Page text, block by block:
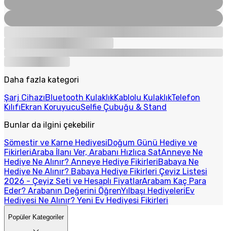
Daha fazla kategori
Şarj CihazıBluetooth KulaklıkKablolu KulaklıkTelefon
KılıfıEkran KoruyucuSelfie Çubuğu & Stand
Bunlar da ilgini çekebilir
Sömestir ve Karne HediyesiDoğum Günü Hediye ve
FikirleriAraba İlanı Ver, Arabanı Hızlıca SatAnneye Ne
Hediye Ne Alınır? Anneye Hediye FikirleriBabaya Ne
Hediye Ne Alınır? Babaya Hediye Fikirleri Çeyiz Listesi
2026 - Çeyiz Seti ve Hesaplı FiyatlarArabam Kaç Para
Eder? Arabanın Değerini ÖğrenYılbaşı HediyeleriEv
Hediyesi Ne Alınır? Yeni Ev Hediyesi Fikirleri
Popüler Kategoriler